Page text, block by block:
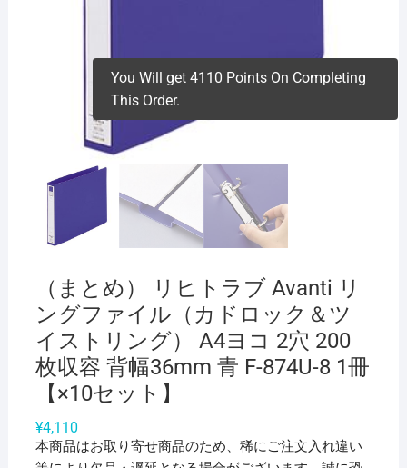
（まとめ） リヒトラブ Avanti リ
ングファイル（カドロック＆ツ
イストリング） A4ヨコ 2穴 200
枚収容 背幅36mm 青 F-874U-8 1冊
【×10セット】
¥4,110
本商品はお取り寄せ商品のため、稀にご注文入れ違い
You Will get 4110 Points On Completing
This Order.